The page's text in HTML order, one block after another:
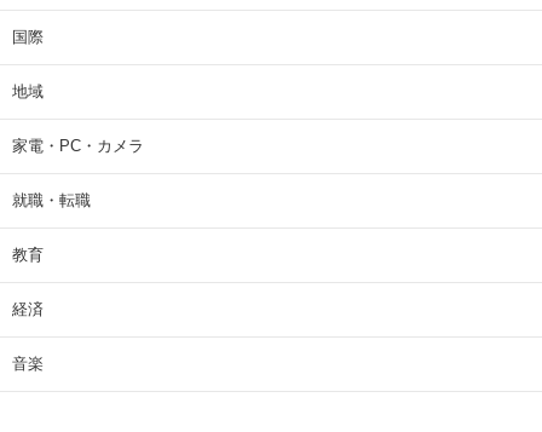
国際
地域
家電・PC・カメラ
就職・転職
教育
経済
音楽